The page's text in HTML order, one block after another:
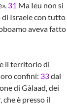
31 Ma Ieu non si
di Israele con tutto
aveva fatto
il territorio di
confini: 33dal
di Gàlaad, dei
è presso il